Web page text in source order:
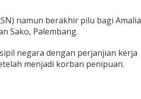
namun berakhir pilu bagi Amalia
Sako, Palembang.
negara dengan perjanjian kerja
menjadi korban penipuan.